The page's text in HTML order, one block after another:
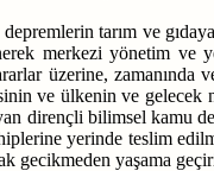
depremlerin tarım ve
merkezi yönetim ve
üzerine,
ve ülkenin ve gelecek
dirençli bilimsel kamu
yerinde teslim
gecikmeden yaşama